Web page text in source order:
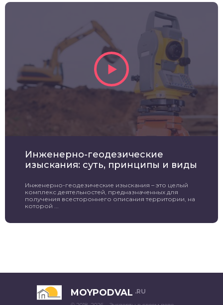
Инженерно-геодезические
изыскания: суть, принципы и виды
Инженерно-геодезические изыскания – это целый
комплекс деятельностей, предназначенных для
получения всестороннего описания территории, на
которой ...
MOYPODVAL .RU